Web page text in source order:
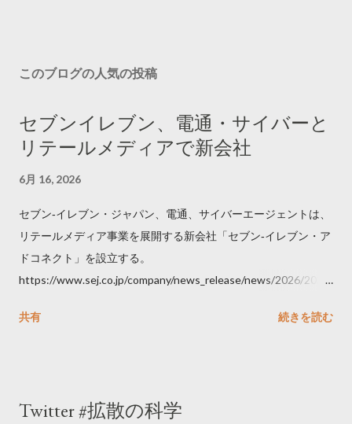
このブログの人気の投稿
セブンイレブン、電通・サイバーと
リテールメディアで新会社
6月 16, 2026
セブン‐イレブン・ジャパン、電通、サイバーエージェントは、
リテールメディア事業を展開する新会社「セブン‐イレブン・ア
ドコネクト」を設立する。
https://www.sej.co.jp/company/news_release/news/2026/2026
共有
続きを読む
Twitter #拡散の科学